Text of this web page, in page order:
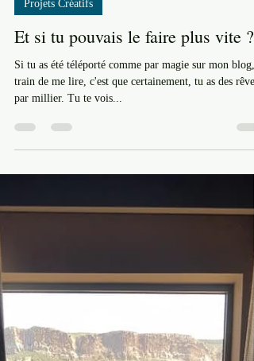
14 févr. 2023 5 min de lecture
Projets Créatifs
Et si tu pouvais le faire plus vite ?
par millier. Tu te vois...